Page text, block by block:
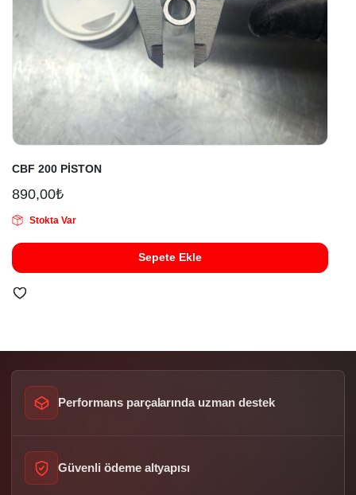
CBF 200 PİSTON
890,00₺
Stokta Var
Sepete Ekle
Performans parçalarında uzman destek
Güvenli ödeme altyapısı